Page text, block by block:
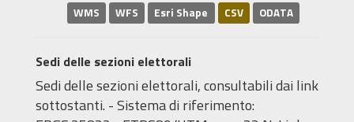
WMS WFS Esri Shape CSV ODATA
Sedi delle sezioni elettorali
Sedi delle sezioni elettorali, consultabili dai link
sottostanti. - Sistema di riferimento: